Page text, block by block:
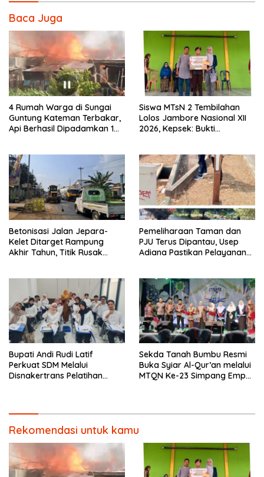
Baca Juga
4 Rumah Warga di Sungai
Guntung Kateman Terbakar,
Api Berhasil Dipadamkan 1
Siswa MTsN 2 Tembilahan
Lolos Jambore Nasional XII
2026, Kepsek: Bukti
Betonisasi Jalan Jepara-
Kelet Ditarget Rampung
Akhir Tahun, Titik Rusak
Pemeliharaan Taman dan
PJU Terus Dipantau, Usep
Adiana Pastikan Pelayanan
Bupati Andi Rudi Latif
Perkuat SDM Melalui
Disnakertrans Pelatihan
Sekda Tanah Bumbu Resmi
Buka Syiar Al-Qur’an melalui
MTQN Ke-23 Simpang Empat
Rekomendasi untuk kamu